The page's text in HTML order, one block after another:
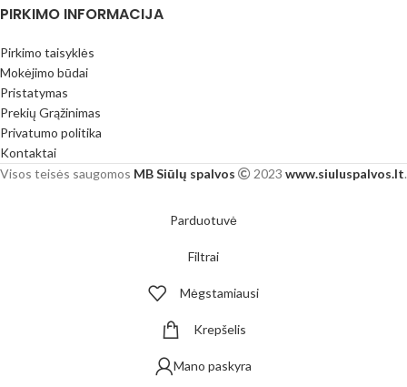
PIRKIMO INFORMACIJA
Pirkimo taisyklės
Mokėjimo būdai
Pristatymas
Prekių Grąžinimas
Privatumo politika
Kontaktai
Visos teisės saugomos MB Siūlų spalvos 2023 www.siuluspalvos.lt.
Parduotuvė
Filtrai
Mėgstamiausi
Krepšelis
Mano paskyra